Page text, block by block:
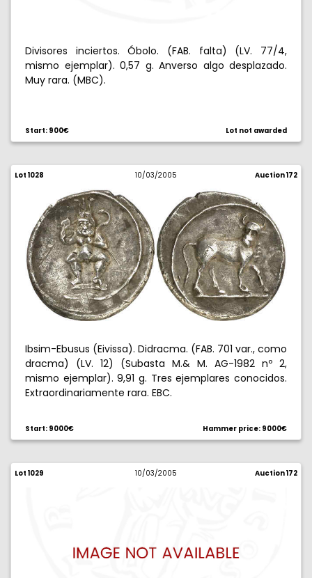
Divisores inciertos. Óbolo. (FAB. falta) (LV. 77/4,
mismo ejemplar). 0,57 g. Anverso algo desplazado.
Muy rara. (MBC).
Start: 900€ Lot not awarded
Lot 1028 10/03/2005 Auction 172
Ibsim-Ebusus (Eivissa). Didracma. (FAB. 701 var., como
dracma) (LV. 12) (Subasta M.& M. AG-1982 nº 2,
mismo ejemplar). 9,91 g. Tres ejemplares conocidos.
Extraordinariamente rara. EBC.
Start: 9000€ Hammer price: 9000€
Lot 1029 10/03/2005 Auction 172